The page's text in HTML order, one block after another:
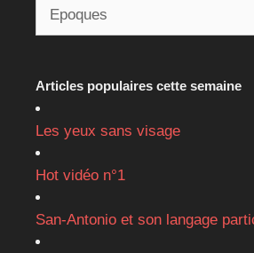
Articles populaires cette semaine
Les yeux sans visage
Hot vidéo n°1
San-Antonio et son langage